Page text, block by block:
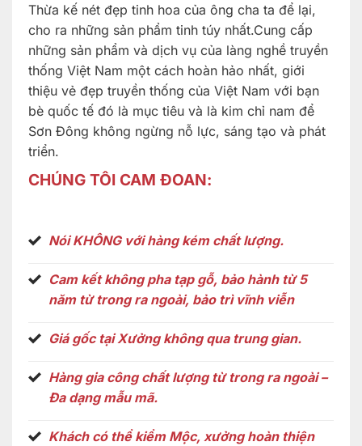
Thừa kế nét đẹp tinh hoa của ông cha ta để lại,
cho ra những sản phẩm tinh túy nhất.Cung cấp
những sản phẩm và dịch vụ của làng nghề truyền
thống Việt Nam một cách hoàn hảo nhất, giới
thiệu vẻ đẹp truyền thống của Việt Nam với bạn
bè quốc tế đó là mục tiêu và là kim chỉ nam để
Sơn Đông không ngừng nỗ lực, sáng tạo và phát
triển.
CHÚNG TÔI CAM ĐOAN:
NóiKHÔNGvới hàng kém chất lượng.
Cam kết không pha tạp gỗ, bảo hành từ5
nămtừ trong ra ngoài, bảo trì vĩnh viễn
Giá gốctại Xưởng không qua trung gian.
Hàng gia công chất lượng từ trong ra ngoài –
Đa dạng mẫu mã.
Khách có thể kiểm Mộc, xưởng hoàn thiện